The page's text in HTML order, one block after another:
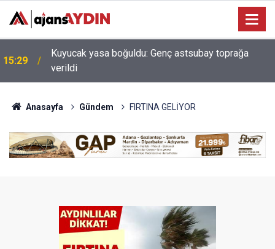
14:23
Erdoğan'ın müjdesi hayata geçiyor! Aydın Şehir
Hastanesi'nde ilk adım atıldı
Anasayfa Gündem FIRTINA GELİYOR